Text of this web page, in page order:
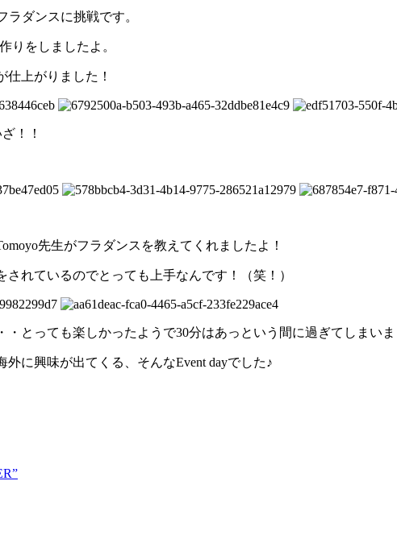
ラダンスに挑戦です。
りをしましたよ。
仕上がりました！
！！
先生がフラダンスを教えてくれましたよ！
れているのでとっても上手なんです！（笑！）
・とっても楽しかったようで30分はあっという間に過ぎてしまいま
に興味が出てくる、そんなEvent dayでした♪